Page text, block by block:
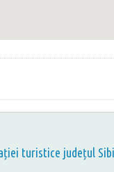
turistice județul